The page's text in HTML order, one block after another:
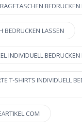
BEDRUCKEN
BEDRUCKEN LASSEN
INDIVIDUELL BEDRUCKEN
T-SHIRTS INDIVIDUELL